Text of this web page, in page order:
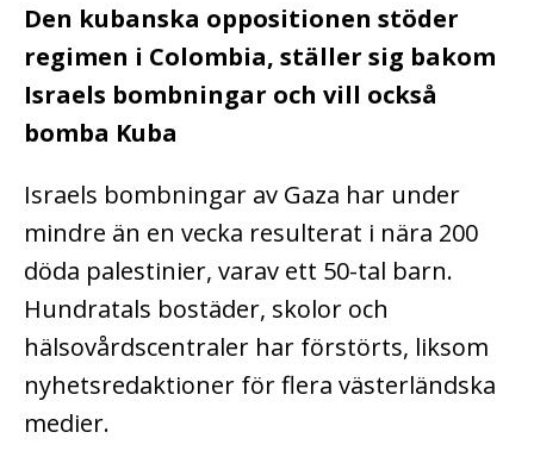
Den kubanska oppositionen stöder
regimen i Colombia, ställer sig bakom
Israels bombningar och vill också
bomba Kuba
Israels bombningar av Gaza har under
mindre än en vecka resulterat i nära 200
döda palestinier, varav ett 50-tal barn.
Hundratals bostäder, skolor och
hälsovårdscentraler har förstörts, liksom
nyhetsredaktioner för flera västerländska
medier.